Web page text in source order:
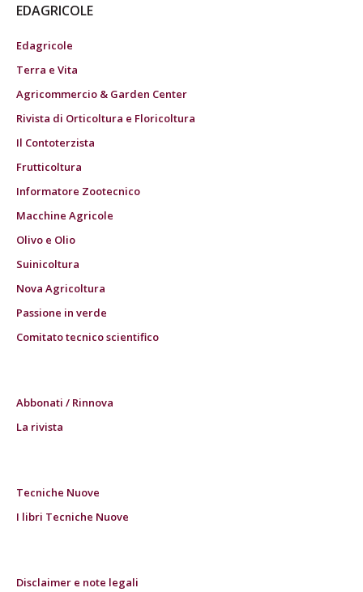
EDAGRICOLE
Edagricole
Terra e Vita
Agricommercio & Garden Center
Rivista di Orticoltura e Floricoltura
Il Contoterzista
Frutticoltura
Informatore Zootecnico
Macchine Agricole
Olivo e Olio
Suinicoltura
Nova Agricoltura
Passione in verde
Comitato tecnico scientifico
Abbonati / Rinnova
La rivista
Tecniche Nuove
I libri Tecniche Nuove
Disclaimer e note legali